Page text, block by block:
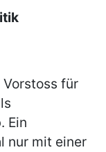
für
Ein
nur mit einer